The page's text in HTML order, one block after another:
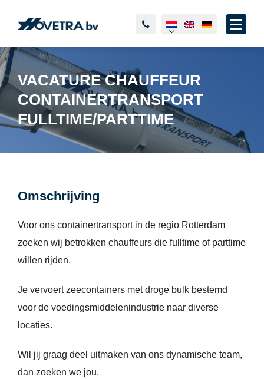
VACATURE CHAUFFEUR
CONTAINERTRANSPORT
FULLTIME/PARTTIME
Omschrijving
Voor ons containertransport in de regio Rotterdam
zoeken wij betrokken chauffeurs die fulltime of parttime
willen rijden.
Je vervoert zeecontainers met droge bulk bestemd
voor de voedingsmiddelenindustrie naar diverse
locaties.
Wil jij graag deel uitmaken van ons dynamische team,
dan zoeken we jou.